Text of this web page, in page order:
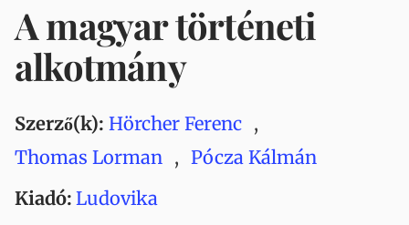
A magyar történeti
alkotmány
Szerző(k): Hörcher Ferenc ,
Thomas Lorman , Pócza Kálmán
Kiadó: Ludovika